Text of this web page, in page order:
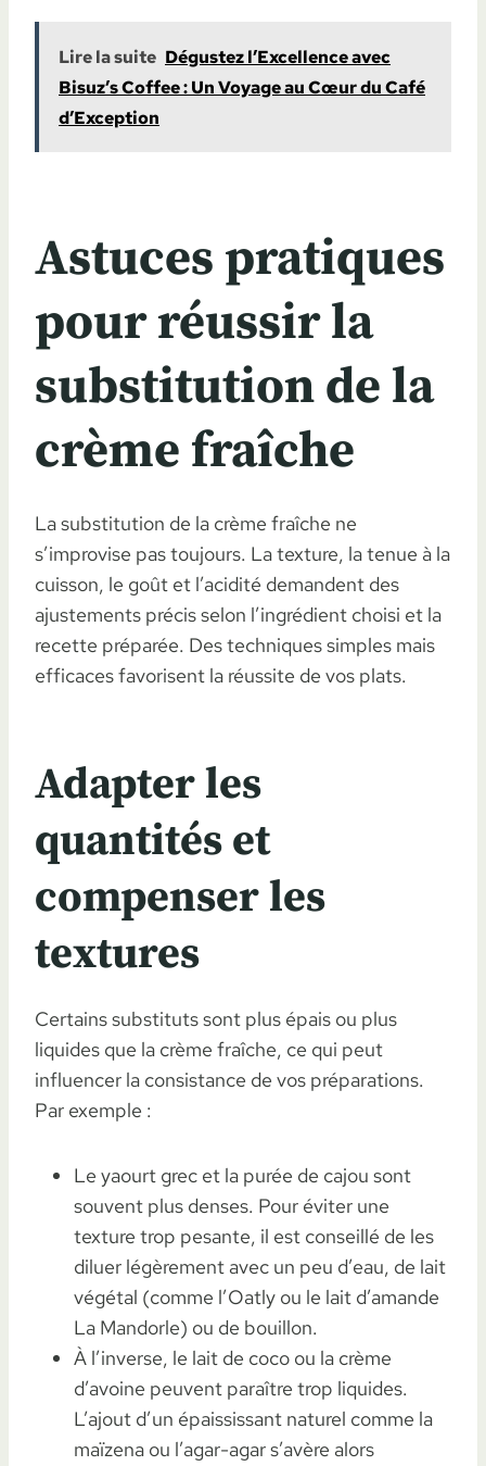
Lire la suite Dégustez l’Excellence avec
Bisuz’s Coffee : Un Voyage au Cœur du Café
d’Exception
Astuces pratiques
pour réussir la
substitution de la
crème fraîche
La substitution de la crème fraîche ne
s’improvise pas toujours. La texture, la tenue à la
cuisson, le goût et l’acidité demandent des
ajustements précis selon l’ingrédient choisi et la
recette préparée. Des techniques simples mais
efficaces favorisent la réussite de vos plats.
Adapter les
quantités et
compenser les
textures
Certains substituts sont plus épais ou plus
liquides que la crème fraîche, ce qui peut
influencer la consistance de vos préparations.
Par exemple :
Le yaourt grec et la purée de cajou sont
souvent plus denses. Pour éviter une
texture trop pesante, il est conseillé de les
diluer légèrement avec un peu d’eau, de lait
végétal (comme l’Oatly ou le lait d’amande
La Mandorle) ou de bouillon.
À l’inverse, le lait de coco ou la crème
d’avoine peuvent paraître trop liquides.
L’ajout d’un épaississant naturel comme la
maïzena ou l’agar-agar s’avère alors